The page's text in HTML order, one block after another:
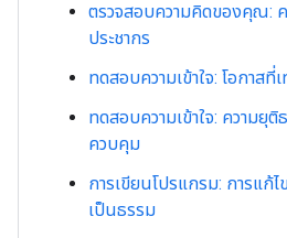
ตรวจสอบความคิดของคุณ:
ประชากร
ทดสอบความเข้าใจ: โอกาสที่
ทดสอบความเข้าใจ: ความยุ
ควบคุม
การเขียนโปรแกรม: การแก้
เป็นธรรม